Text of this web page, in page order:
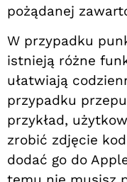
pożądanej
W przypadku
istnieją różne
ułatwiają
przypadku
przykład,
zrobić zdjęcie
dodać go do